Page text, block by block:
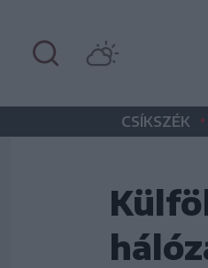
CSÍKSZÉK •